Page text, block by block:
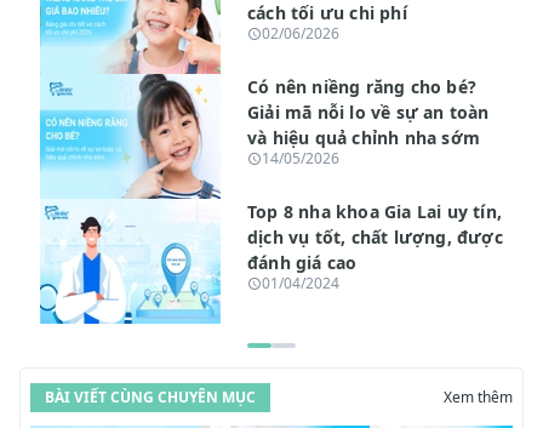
cách tối ưu chi phí
02/06/2026
Có nên niềng răng cho bé?
Giải mã nỗi lo về sự an toàn
và hiệu quả chỉnh nha sớm
14/05/2026
Top 8 nha khoa Gia Lai uy tín,
dịch vụ tốt, chất lượng, được
đánh giá cao
01/04/2024
BÀI VIẾT CÙNG CHUYÊN MỤC Xem thêm